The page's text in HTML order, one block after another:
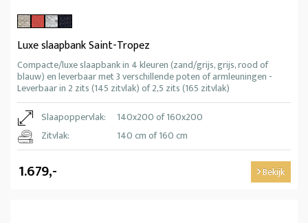
Luxe slaapbank Saint-Tropez
Compacte/luxe slaapbank in 4 kleuren (zand/grijs, grijs, rood of
blauw) en leverbaar met 3 verschillende poten of armleuningen -
Leverbaar in 2 zits (145 zitvlak) of 2,5 zits (165 zitvlak)
Slaapoppervlak:
140x200 of 160x200
Zitvlak:
140 cm of 160 cm
1.679,- Bekijk